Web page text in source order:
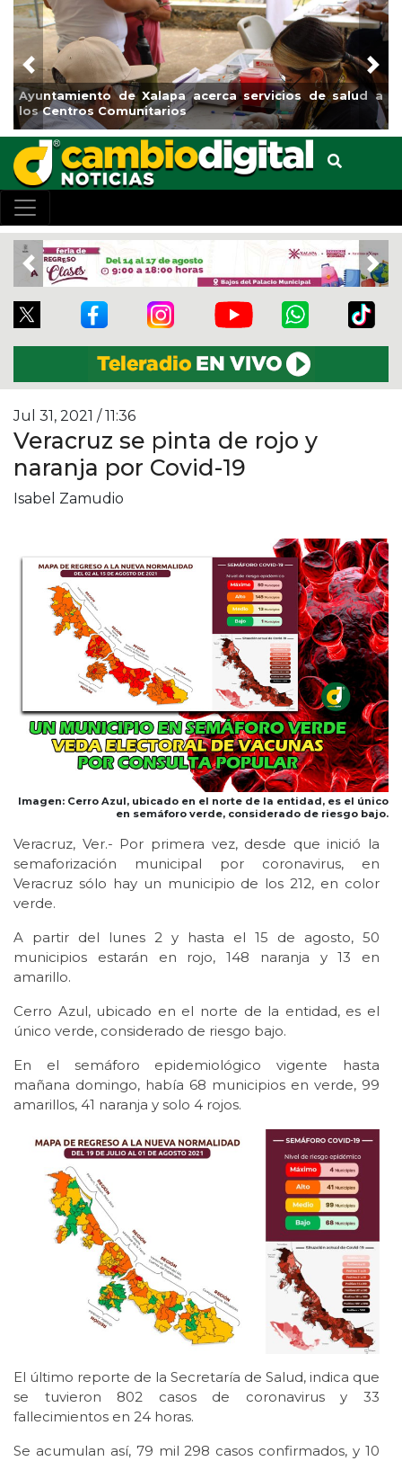
de Xalapa acerca servicios de salud a
Comunitarios
Municipio
el
Previous
Previous
Jul 31, 2021 / 11:36
Veracruz se pinta de rojo y
naranja por Covid-19
Isabel Zamudio
Imagen: Cerro Azul, ubicado en el norte de la entidad, es el único
en semáforo verde, considerado de riesgo bajo.
Veracruz, Ver.- Por primera vez, desde que inició la
semaforización municipal por coronavirus, en
Veracruz sólo hay un municipio de los 212, en color
verde.
A partir del lunes 2 y hasta el 15 de agosto, 50
municipios estarán en rojo, 148 naranja y 13 en
amarillo.
Cerro Azul, ubicado en el norte de la entidad, es el
único verde, considerado de riesgo bajo.
En el semáforo epidemiológico vigente hasta
mañana domingo, había 68 municipios en verde, 99
amarillos, 41 naranja y solo 4 rojos.
El último reporte de la Secretaría de Salud, indica que
se tuvieron 802 casos de coronavirus y 33
fallecimientos en 24 horas.
Se acumulan así, 79 mil 298 casos confirmados, y 10